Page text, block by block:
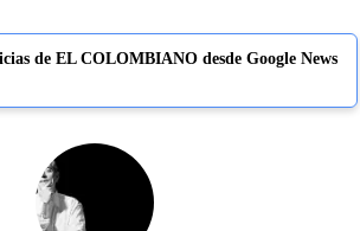
de EL COLOMBIANO desde Google News